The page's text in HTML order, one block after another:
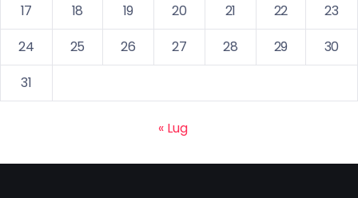
17
18 19 20 21 22
23
24
25 26 27 28 29
30
31
« Lug